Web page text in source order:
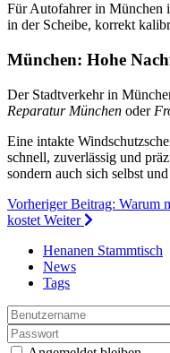
Für Autofahrer in München
in der Scheibe, korrekt
München: Hohe
Der Stadtverkehr in
Reparatur München oder
Eine intakte
schnell, zuverlässig und
sondern auch sich selbst
Vorheriger Beitrag: Warum
kostet Weiter
Henanen Stammtisch
News
Tags